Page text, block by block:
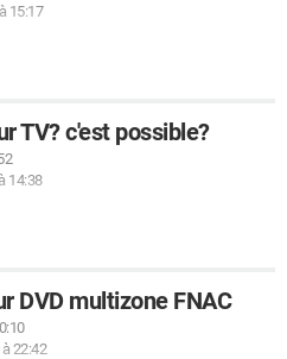
15:17
TV? c'est possible?
14:38
DVD multizone FNAC
22:42